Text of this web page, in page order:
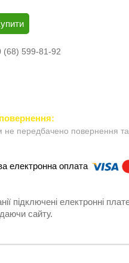
(68) 599-81-92
не передбачено повернення та
підключені електронні
сайту.